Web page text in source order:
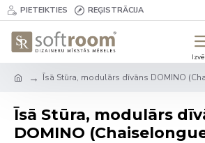
PIETEIKTIES REĢISTRĀCIJA
Īsā Stūra, modulārs dīvāns DOMINO
Īsā Stūra, modulārs
DOMINO